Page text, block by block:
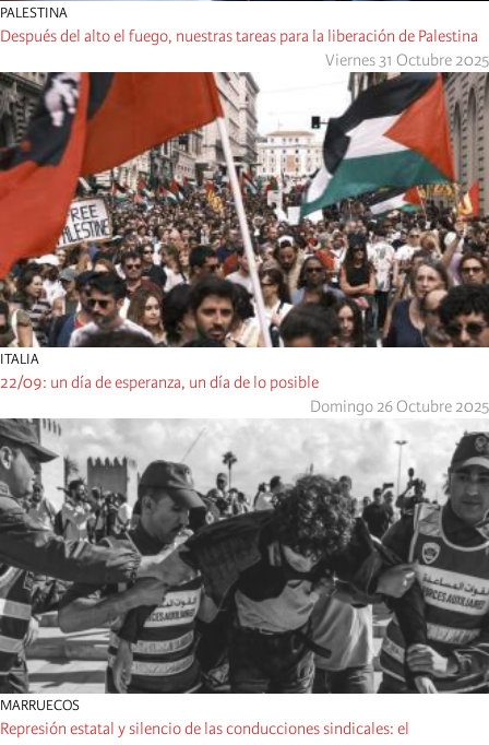
PALESTINA
Después del alto el fuego, nuestras tareas para la liberación de Palestina
Viernes 31 Octubre 2025
ITALIA
22/09: un día de esperanza, un día de lo posible
Domingo 26 Octubre 2025
MARRUECOS
Represión estatal y silencio de las conducciones sindicales: el